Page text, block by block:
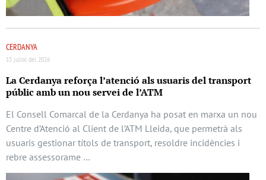
CERDANYA
15 juliol del 2026
La Cerdanya reforça l’atenció als usuaris del transport
públic amb un nou servei de l’ATM
El Consell Comarcal de la Cerdanya ha posat en marxa un nou
Centre d’Atenció al Client de l’ATM Lleida, que permetrà als
usuaris gestionar títols de transport, resoldre incidències i
rebre assessorame …